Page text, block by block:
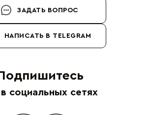
ЗАДАТЬ ВОПРОС
НАПИСАТЬ В TELEGRAM
социальных сетях